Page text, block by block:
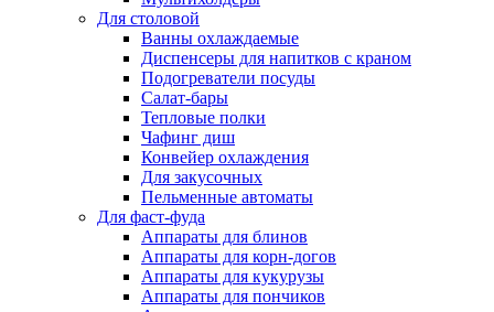
Для столовой
Ванны охлаждаемые
Диспенсеры для напитков с краном
Подогреватели посуды
Салат-бары
Тепловые полки
Чафинг диш
Конвейер охлаждения
Для закусочных
Пельменные автоматы
Для фаст-фуда
Аппараты для блинов
Аппараты для корн-догов
Аппараты для кукурузы
Аппараты для пончиков